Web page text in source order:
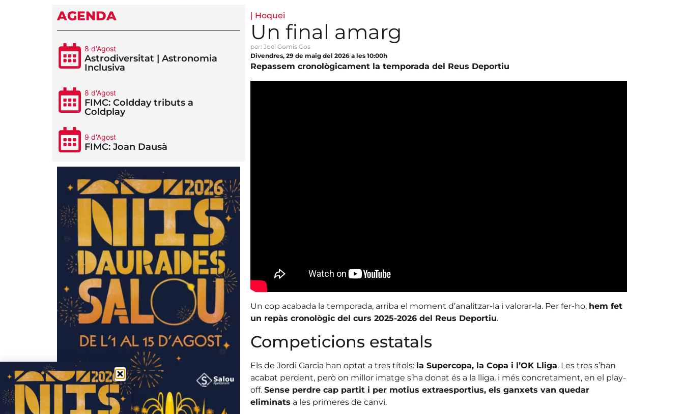
AGENDA
8 d'Agost
Astrodiversitat | Astronomia
Inclusiva
8 d'Agost
FIMC: Coldday tributs a
Coldplay
9 d'Agost
FIMC: Joan Dausà
| Hoquei
Un final amarg
per: Joel Gomis Cos
Divendres, 29 de maig del 2026 a les 10:00h
Repassem cronològicament la temporada del Reus Deportiu
Un cop acabada la temporada, arriba el moment d’analitzar-la i valorar-la. Per fer-ho, hem fet
un repàs cronològic del curs 2025-2026 del Reus Deportiu.
Competicions estatals
Els de Jordi Garcia han optat a tres títols: la Supercopa, la Copa i l’OK Lliga. Les tres s’han
acabat perdent, però on millor imatge s’ha donat és a la lliga, i més concretament, en el play-
off. Sense perdre cap partit i per motius extraesportius, els ganxets van quedar
eliminats a les primeres de canvi.